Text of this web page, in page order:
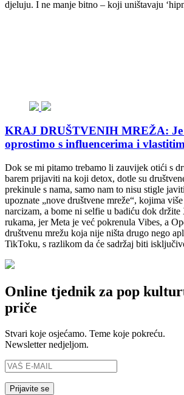
djeluju. I ne manje bitno – koji uništavaju
KRAJ DRUŠTVENIH MREŽA: Je
oprostimo s influencerima i
Dok se mi pitamo trebamo li zauvijek otići s
barem prijaviti na koji detox, dotle su
prekinule s nama, samo nam to nisu stigle
upoznate „nove društvene mreže“, kojima
narcizam, a bome ni selfie u badiću dok
rukama, jer Meta je već pokrenula Vibes, a
društvenu mrežu koja nije ništa drugo nego
TikToku, s razlikom da će sadržaj biti
Online tjednik za pop
priče
Stvari koje osjećamo. Teme koje pokreću.
Newsletter nedjeljom.